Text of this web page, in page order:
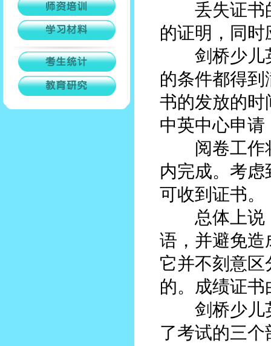
丢失证书的
的证明，同
剑桥少儿英
的条件都得
书的发放的时
中英中心申请
阅卷工作将
内完成。考
可收到证书。
总体上说，
语，并避免造
它并不刻意
的。成绩证
剑桥少儿英
了考试的三